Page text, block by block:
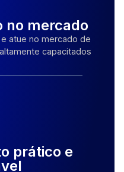
no mercado
atue no mercado de
capacitados
prático e